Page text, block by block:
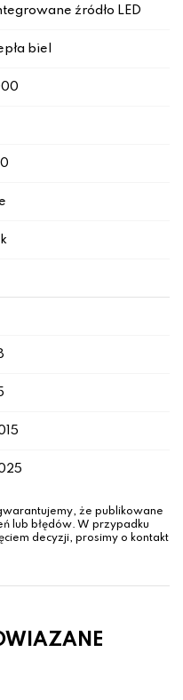
źródło LED
biel
że publikowane
lub błędów. W przypadku
decyzji, prosimy o kontakt